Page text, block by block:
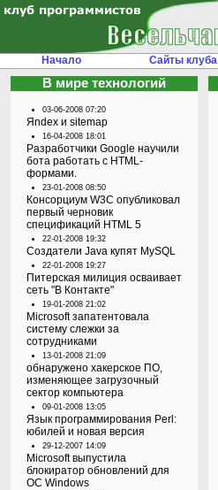
Начало Сайты клуба
В мире технологий
03-06-2008 07:20
Яndex и sitemap
16-04-2008 18:01
Разработчики Google научили
бота работать с HTML-
формами.
23-01-2008 08:50
Консорциум W3C опубликовал
первый черновик
спецификаций HTML 5
22-01-2008 19:32
Создатели Java купят MySQL
22-01-2008 19:27
Питерская милиция осваивает
сеть "В Контакте"
19-01-2008 21:02
Microsoft запатентовала
систему слежки за
сотрудниками
13-01-2008 21:09
обнаружено хакерское ПО,
изменяющее загрузочный
сектор компьютера
09-01-2008 13:05
Язык программирования Perl:
юбилей и новая версия
29-12-2007 14:09
Microsoft выпустила
блокиратор обновлений для
ОС Windows